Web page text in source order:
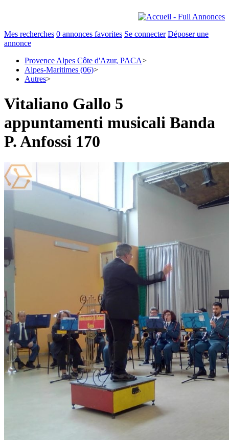
Mes recherches 0 annonces favorites Se connecter Déposer une
annonce
Provence Alpes Côte d'Azur, PACA>
Alpes-Maritimes (06)>
Autres>
Vitaliano Gallo 5
appuntamenti musicali Banda
P. Anfossi 170